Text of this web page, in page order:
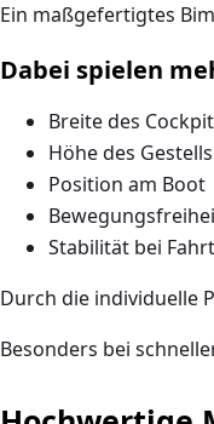
Ein maßgefertigtes
Dabei spielen
Breite des
Höhe des Gestells
Position am Boot
Stabilität bei
Durch die individuelle
Besonders bei